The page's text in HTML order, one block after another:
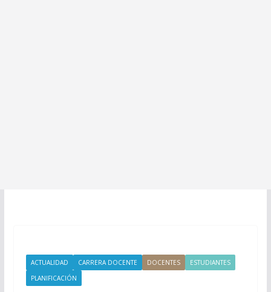
ACTUALIDAD CARRERA DOCENTE DOCENTES
ESTUDIANTES
PLANIFICACIÓN